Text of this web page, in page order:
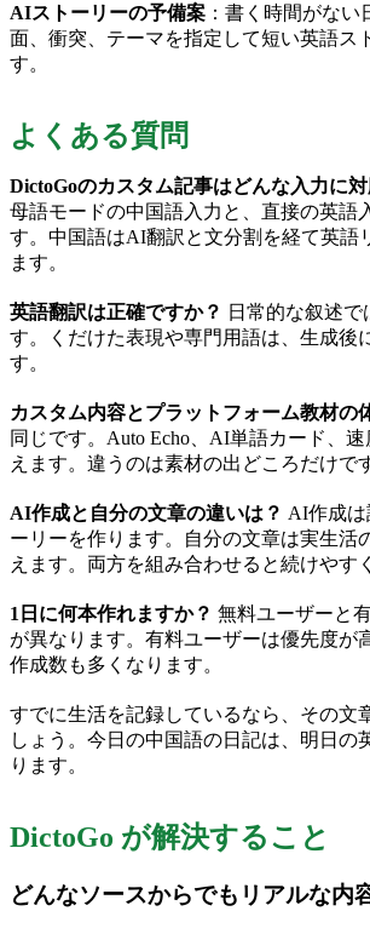
AIストーリーの予備案 ：書く時間がな
面、衝突、テーマを指定して短い英語ス
す。
よくある質問
DictoGoのカスタム記事はどんな入力に
母語モードの中国語入力と、直接の英語
す。中国語はAI翻訳と文分割を経て英語
ます。
英語翻訳は正確ですか？ 日常的な叙述で
す。くだけた表現や専門用語は、生成後
す。
カスタム内容とプラットフォーム教材の
同じです。Auto Echo、AI単語カード、
えます。違うのは素材の出どころだけで
AI作成と自分の文章の違いは？ AI作成は
ーリーを作ります。自分の文章は実生活
えます。両方を組み合わせると続けやす
1日に何本作れますか？ 無料ユーザーと
が異なります。有料ユーザーは優先度が
作成数も多くなります。
すでに生活を記録しているなら、その文
しょう。今日の中国語の日記は、明日の
ります。
DictoGo が解決すること
どんなソースからでもリアルな内